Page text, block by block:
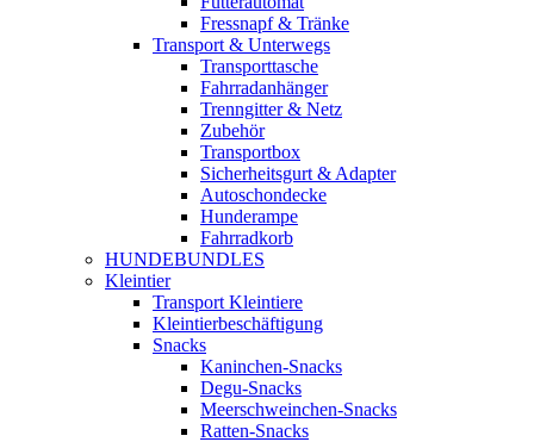
Fressnapf & Tränke
Transport & Unterwegs
Transporttasche
Fahrradanhänger
Trenngitter & Netz
Zubehör
Transportbox
Sicherheitsgurt & Adapter
Autoschondecke
Hunderampe
Fahrradkorb
HUNDEBUNDLES
Kleintier
Transport Kleintiere
Kleintierbeschäftigung
Snacks
Kaninchen-Snacks
Degu-Snacks
Meerschweinchen-Snacks
Ratten-Snacks